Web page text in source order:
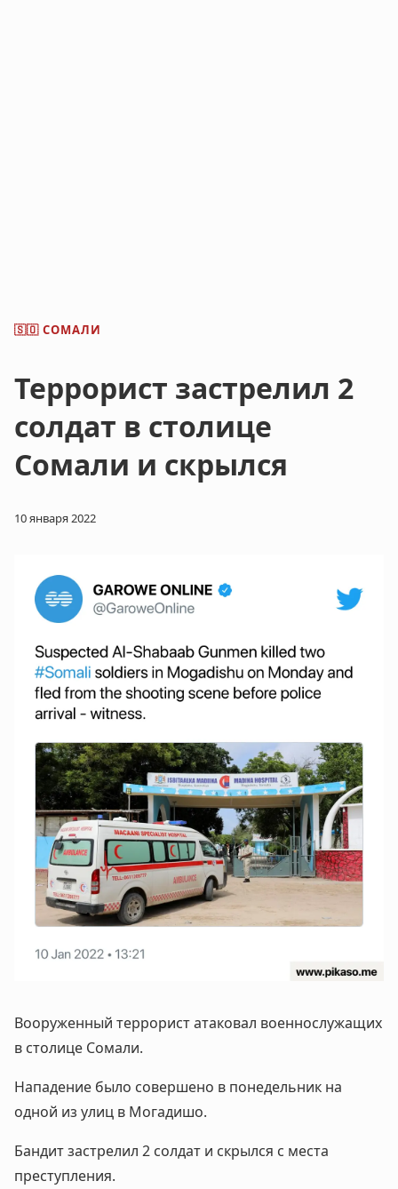
🇸🇴 СОМАЛИ
Террорист застрелил 2
солдат в столице
Сомали и скрылся
10 января 2022
Вооруженный террорист атаковал военнослужащих
в столице Сомали.
Нападение было совершено в понедельник на
одной из улиц в Могадишо.
Бандит застрелил 2 солдат и скрылся с места
преступления.